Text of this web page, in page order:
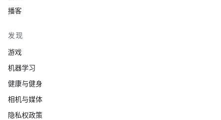
播客
发现
游戏
机器学习
健康与健身
相机与媒体
隐私权政策